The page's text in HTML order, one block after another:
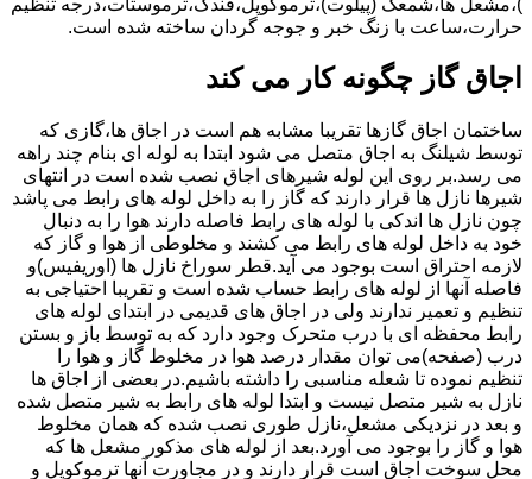
حرارت،ساعت با زنگ خبر و جوجه گردان ساخته شده است.
اجاق گاز چگونه کار می کند
ساختمان اجاق گازها تقریبا مشابه هم است در اجاق ها،گازی که
توسط شیلنگ به اجاق متصل می شود ابتدا به لوله ای بنام چند راهه
می رسد.بر روی این لوله شیرهای اجاق نصب شده است در انتهای
شیرها نازل ها قرار دارند که گاز را به داخل لوله های رابط می پاشد
چون نازل ها اندکی با لوله های رابط فاصله دارند هوا را به دنبال
خود به داخل لوله های رابط می کشند و مخلوطی از هوا و گاز که
لازمه احتراق است بوجود می آید.قطر سوراخ نازل ها (اوریفیس)و
فاصله آنها از لوله های رابط حساب شده است و تقریبا احتیاجی به
تنظیم و تعمیر ندارند ولی در اجاق های قدیمی در ابتدای لوله های
رابط محفظه ای با درب متحرک وجود دارد که به توسط باز و بستن
درب (صفحه)می توان مقدار درصد هوا در مخلوط گاز و هوا را
تنظیم نموده تا شعله مناسبی را داشته باشیم.در بعضی از اجاق ها
نازل به شیر متصل نیست و ابتدا لوله های رابط به شیر متصل شده
و بعد در نزدیکی مشعل،نازل طوری نصب شده که همان مخلوط
هوا و گاز را بوجود می آورد.بعد از لوله های مذکور مشعل ها که
محل سوخت اجاق است قرار دارند و در مجاورت آنها ترموکوپل و